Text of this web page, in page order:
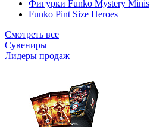
Фигурки Funko Mystery Minis
Funko Pint Size Heroes
Смотреть все
Сувениры
Лидеры продаж